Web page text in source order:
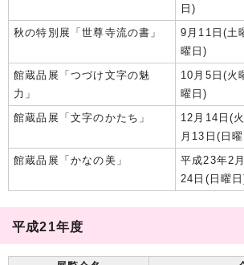
日)
秋の特別展「世尊寺流の書」
9月11日(土
曜日)
館蔵品展「つづけ文字の魅
力」
10月5日(火
曜日)
館蔵品展「文字のかたち」
12月14日(
月13日(日
館蔵品展「かなの美」
平成23年2
24日(日曜
平成21年度